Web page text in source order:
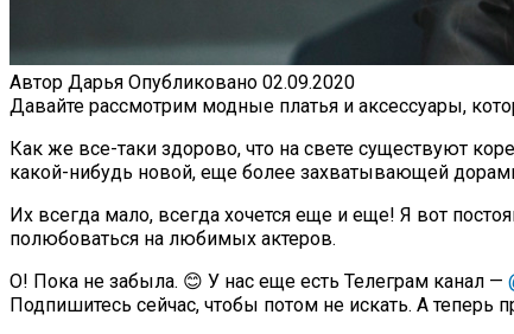
Автор Дарья Опубликовано 02.09.2020
Давайте рассмотрим модные платья и аксессуары,
Как же все-таки здорово, что на свете существуют
какой-нибудь новой, еще более захватывающей
Их всегда мало, всегда хочется еще и еще! Я вот
полюбоваться на любимых актеров.
О! Пока не забыла. 😊 У нас еще есть Телеграм канал —
Подпишитесь сейчас, чтобы потом не искать. А теперь